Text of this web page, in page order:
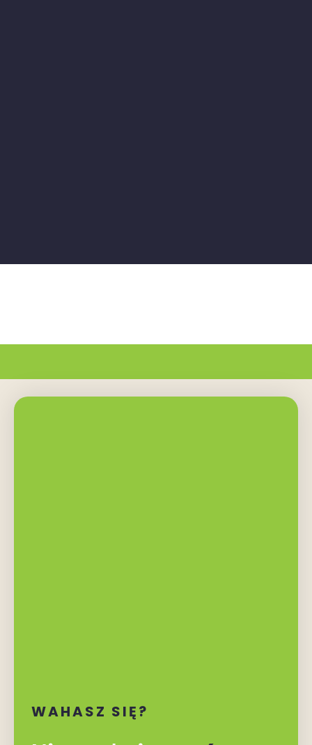
WAHASZ SIĘ?